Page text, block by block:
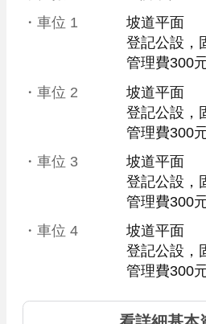
・車位 1
坡道平面
登記公設，
管理費300
・車位 2
坡道平面
登記公設，
管理費300
・車位 3
坡道平面
登記公設，
管理費300
・車位 4
坡道平面
登記公設，
管理費300